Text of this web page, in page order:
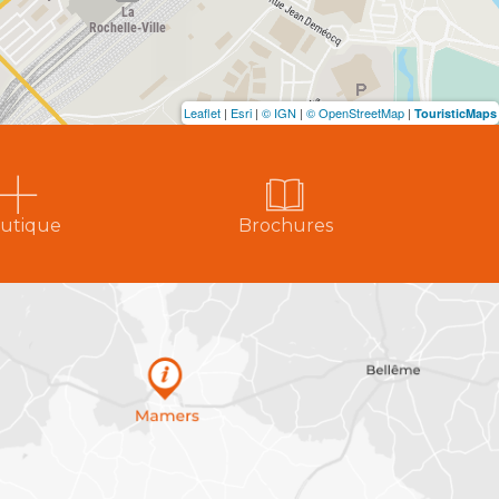
Leaflet | Esri | © IGN | © OpenStreetMap | TouristicMaps
Brochures